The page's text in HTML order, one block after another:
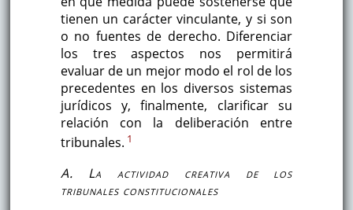
tienen un carácter vinculante, y si son
o no fuentes de derecho. Diferenciar
los tres aspectos nos permitirá
evaluar de un mejor modo el rol de los
precedentes en los diversos sistemas
jurídicos y, finalmente, clarificar su
relación con la deliberación entre
tribunales. 1
A. La actividad creativa de los
tribunales constitucionales